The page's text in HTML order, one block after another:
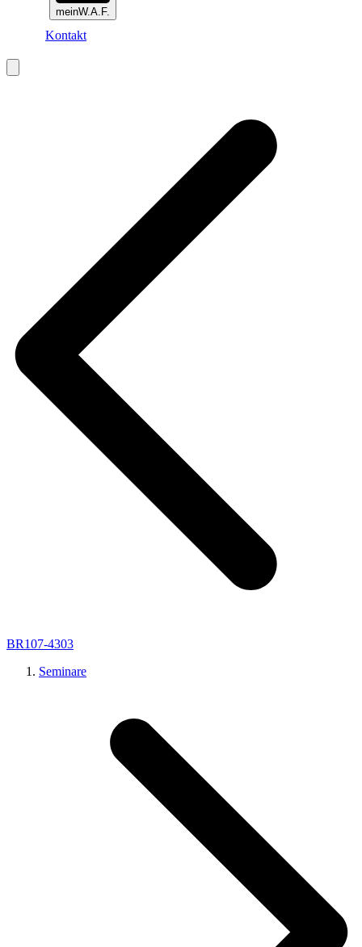
meinW.A.F.
Kontakt
BR107-4303
Seminare